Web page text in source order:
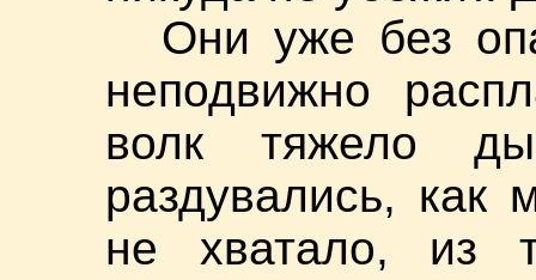
Они уже без
неподвижно
волк тяжело
раздувались, как
не хватало, из